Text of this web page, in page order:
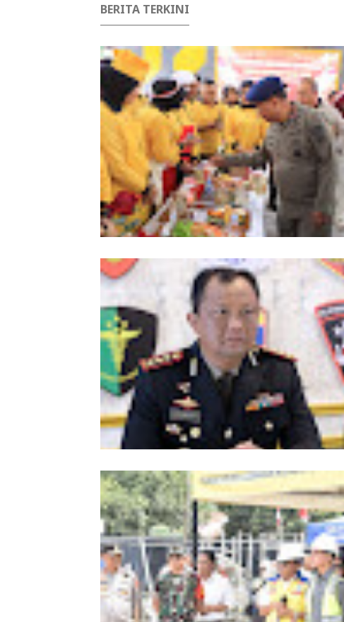
BERITA TERKINI
Meriahkan HUT Ke-81 Kemerdekaan RI,
Polda Aceh Gelar Lomba Memasak Nasi
Goreng dan Aneka Minuman
Kombes Andi Kirana Diperiksa Mabes
Polri, Kapolda Tunjuk Kabid TIK sebagai
Pelaksana Tugas Kapolresta Banda Aceh